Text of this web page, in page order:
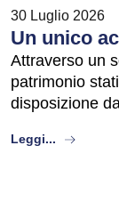
30 Luglio 2026
Un unico
Attraverso un
patrimonio
disposizione
Leggi... about